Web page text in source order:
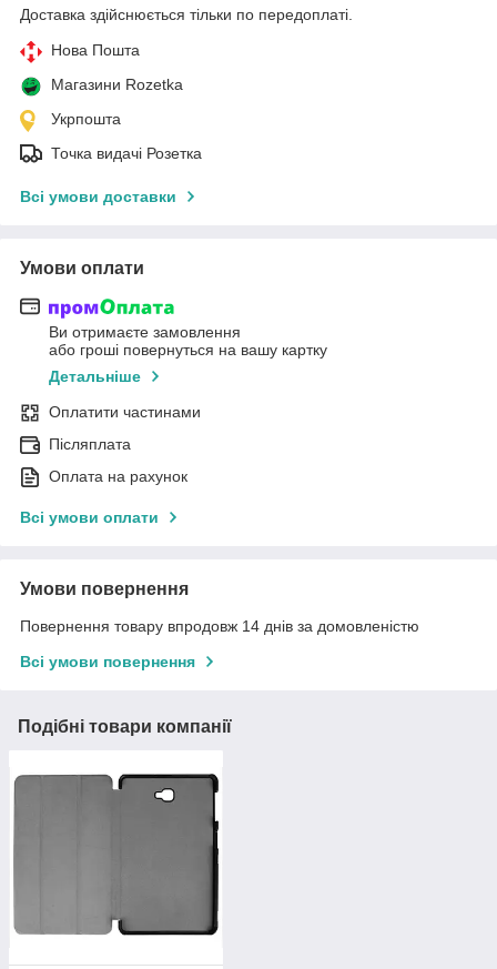
Доставка здійснюється тільки по передоплаті.
Нова Пошта
Магазини Rozetka
Укрпошта
Точка видачі Розетка
Всі умови доставки
Умови оплати
Ви отримаєте замовлення
або гроші повернуться на вашу картку
Детальніше
Оплатити частинами
Післяплата
Оплата на рахунок
Всі умови оплати
Умови повернення
Повернення товару впродовж 14 днів за домовленістю
Всі умови повернення
Подібні товари компанії